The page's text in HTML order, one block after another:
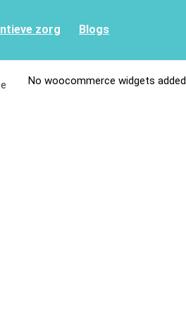
zorg Blogs
No woocommerce widgets added